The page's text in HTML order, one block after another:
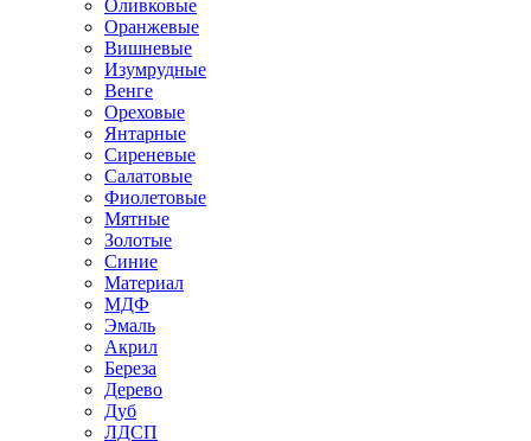
Оливковые
Оранжевые
Вишневые
Изумрудные
Венге
Ореховые
Янтарные
Сиреневые
Салатовые
Фиолетовые
Мятные
Золотые
Синие
Материал
МДФ
Эмаль
Акрил
Береза
Дерево
Дуб
ЛДСП